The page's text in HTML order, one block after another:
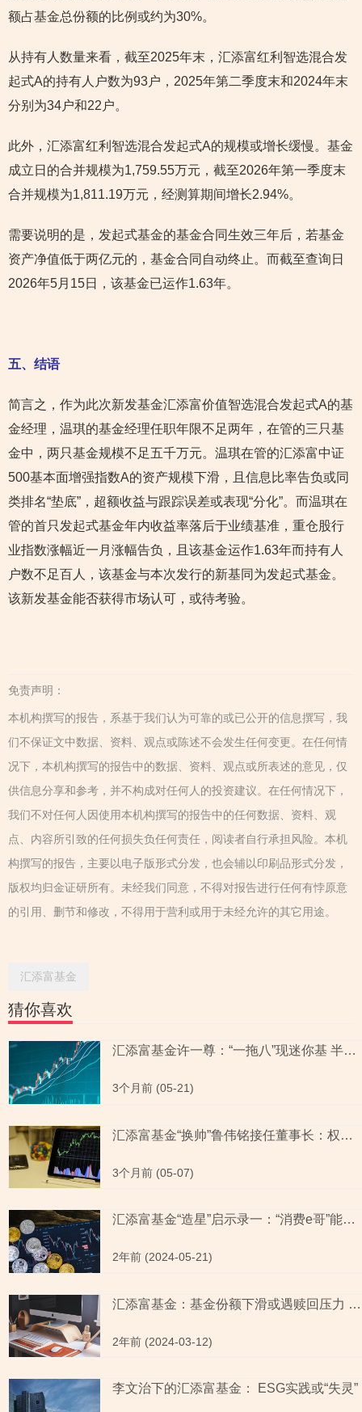
额占基金总份额的比例或约为30%。
从持有人数量来看，截至2025年末，汇添富红利智选混合发
起式A的持有人户数为93户，2025年第二季度末和2024年末
分别为34户和22户。
此外，汇添富红利智选混合发起式A的规模或增长缓慢。基金
成立日的合并规模为1,759.55万元，截至2026年第一季度末
合并规模为1,811.19万元，经测算期间增长2.94%。
需要说明的是，发起式基金的基金合同生效三年后，若基金
资产净值低于两亿元的，基金合同自动终止。而截至查询日
2026年5月15日，该基金已运作1.63年。
五、结语
简言之，作为此次新发基金汇添富价值智选混合发起式A的基
金经理，温琪的基金经理任职年限不足两年，在管的三只基
金中，两只基金规模不足五千万元。温琪在管的汇添富中证
500基本面增强指数A的资产规模下滑，且信息比率告负或同
类排名“垫底”，超额收益与跟踪误差或表现“分化”。而温琪在
管的首只发起式基金年内收益率落后于业绩基准，重仓股行
业指数涨幅近一月涨幅告负，且该基金运作1.63年而持有人
户数不足百人，该基金与本次发行的新基同为发起式基金。
该新发基金能否获得市场认可，或待考验。
免责声明：
本机构撰写的报告，系基于我们认为可靠的或已公开的信息撰写，我
们不保证文中数据、资料、观点或陈述不会发生任何变更。在任何情
况下，本机构撰写的报告中的数据、资料、观点或所表述的意见，仅
供信息分享和参考，并不构成对任何人的投资建议。在任何情况下，
我们不对任何人因使用本机构撰写的报告中的任何数据、资料、观
点、内容所引致的任何损失负任何责任，阅读者自行承担风险。本机
构撰写的报告，主要以电子版形式分发，也会辅以印刷品形式分发，
版权均归金证研所有。未经我们同意，不得对报告进行任何有悖原意
的引用、删节和修改，不得用于营利或用于未经允许的其它用途。
汇添富基金
猜你喜欢
汇添富基金许一尊：“一拖八”现迷你基 半数指增基金跟踪误差超同类平均再出新基
3个月前 (05-21)
汇添富基金“换帅”鲁伟铭接任董事长：权益产品或长跑乏力 多名基金经理“一拖多”
3个月前 (05-07)
汇添富基金“造星”启示录一：“消费e哥”能力圈内或长跑乏力
2年前 (2024-05-21)
汇添富基金：基金份额下滑或遇赎回压力 发新基是迎合市场还是“拼规模”？
2年前 (2024-03-12)
李文治下的汇添富基金： ESG实践或“失灵”